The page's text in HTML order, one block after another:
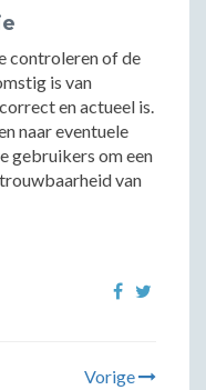
controleren of de
is van
en actueel is.
naar eventuele
gebruikers om een
van
Vorige